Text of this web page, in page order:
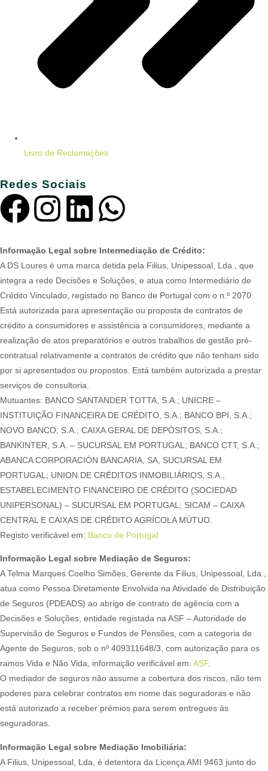
Livro de Reclamações
Redes Sociais
Informação Legal sobre Intermediação de Crédito:
A DS Loures é uma marca detida pela Filius, Unipessoal, Lda., que
integra a rede Decisões e Soluções, e atua como Intermediário de
Crédito Vinculado, registado no Banco de Portugal com o n.º 2070.
Está autorizada para apresentação ou proposta de contratos de
crédito a consumidores e assistência a consumidores, mediante a
realização de atos preparatórios e outros trabalhos de gestão pré-
contratual relativamente a contratos de crédito que não tenham sido
por si apresentados ou propostos. Está também autorizada a prestar
serviços de consultoria.
Mutuantes: BANCO SANTANDER TOTTA, S.A.; UNICRE –
INSTITUIÇÃO FINANCEIRA DE CRÉDITO, S.A.; BANCO BPI, S.A.;
NOVO BANCO, S.A.; CAIXA GERAL DE DEPÓSITOS, S.A.;
BANKINTER, S.A. – SUCURSAL EM PORTUGAL; BANCO CTT, S.A.;
ABANCA CORPORACIÓN BANCARIA, SA, SUCURSAL EM
PORTUGAL; UNION DE CRÉDITOS INMOBILIÁRIOS, S.A.,
ESTABELECIMENTO FINANCEIRO DE CRÉDITO (SOCIEDAD
UNIPERSONAL) – SUCURSAL EM PORTUGAL; SICAM – CAIXA
CENTRAL E CAIXAS DE CRÉDITO AGRÍCOLA MÚTUO.
Registo verificável em: Banco de Portugal
Informação Legal sobre Mediação de Seguros:
A Telma Marques Coelho Simões, Gerente da Filius, Unipessoal, Lda.,
atua como Pessoa Diretamente Envolvida na Atividade de Distribuição
de Seguros (PDEADS) ao abrigo de contrato de agência com a
Decisões e Soluções, entidade registada na ASF – Autoridade de
Supervisão de Seguros e Fundos de Pensões, com a categoria de
Agente de Seguros, sob o nº 409311648/3, com autorização para os
ramos Vida e Não Vida, informação verificável em: ASF.
O mediador de seguros não assume a cobertura dos riscos, não tem
poderes para celebrar contratos em nome das seguradoras e não
está autorizado a receber prémios para serem entregues às
seguradoras.
Informação Legal sobre Mediação Imobiliária:
A Filius, Unipessoal, Lda, é detentora da Licença AMI 9463 junto do